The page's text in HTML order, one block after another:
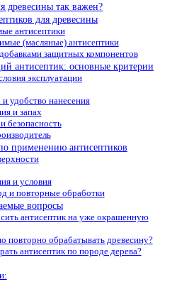
древесины так важен?
для древесины
антисептики
(масляные) антисептики
защитных компонентов
антисептик: основные критерии
эксплуатации
удобство нанесения
и запах
безопасность
применению антисептиков
и условия
и повторные обработки
вопросы
антисептик на уже окрашенную
повторно обрабатывать древесину?
антисептик по породе дерева?